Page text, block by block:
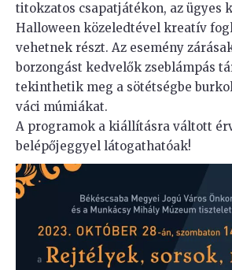
titokzatos csapatjátékon, az ügyes
Halloween közeledtével kreatív
vehetnek részt. Az esemény
borzongást kedvelők zseblámpás
tekinthetik meg a sötétségbe
váci múmiákat.
A programok a kiállításra váltott
belépőjeggyel látogathatóak!